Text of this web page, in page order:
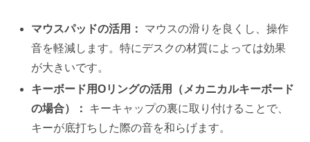
マウスパッドの活用：
マウスの滑りを良くし、操作
音を軽減します。特にデスクの材質によっては効果
が大きいです。
キーボード用Oリングの活用（メカニカルキーボード
の場合）：
キーキャップの裏に取り付けることで、
キーが底打ちした際の音を和らげます。